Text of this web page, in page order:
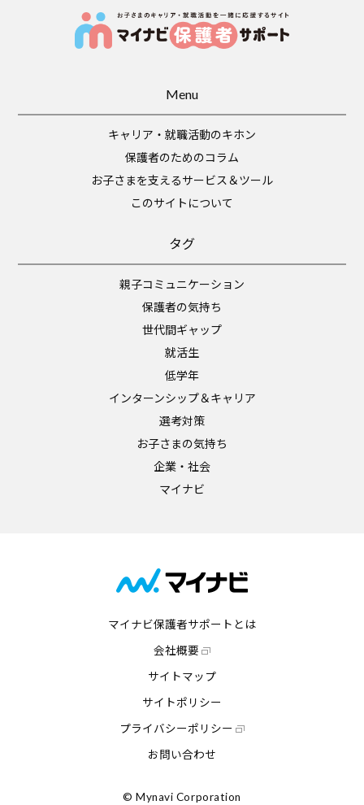
Menu
キャリア・就職活動のキホン
保護者のためのコラム
お子さまを支えるサービス＆ツール
このサイトについて
タグ
親子コミュニケーション
保護者の気持ち
世代間ギャップ
就活生
低学年
インターンシップ＆キャリア
選考対策
お子さまの気持ち
企業・社会
マイナビ
マイナビ保護者サポートとは
会社概要
サイトマップ
サイトポリシー
プライバシーポリシー
お問い合わせ
© Mynavi Corporation